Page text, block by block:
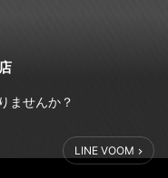
ませんか？
にしたり、本当に大変で
LINE VOOM